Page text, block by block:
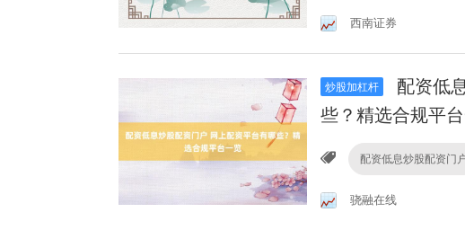
西南证券
炒股加杠杆
配资低
些？精选合规平
配资低息炒股配资门
骁融在线